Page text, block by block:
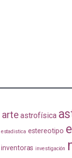
arte astrofísica
estadistica estereotipo
inventoras investigación